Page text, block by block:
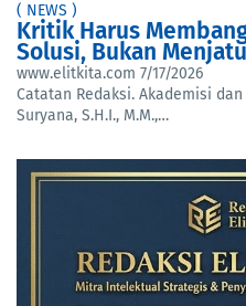
( NEWS )
Kritik Harus
Solusi, Bukan
www.elitkita.com 7/17/2026
Catatan Redaksi. Akademisi
Suryana, S.H.I., M.M.,…